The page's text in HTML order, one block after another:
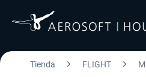
Tienda FLIGHT